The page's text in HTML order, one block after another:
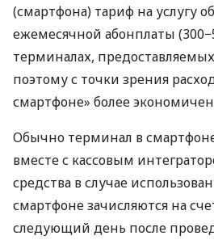
(смартфона) тариф на услугу
ежемесячной абонплаты
терминалах,
поэтому с точки зрения
смартфоне» более
Обычно терминал в
вместе с кассовым
средства в случае
смартфоне зачисляются на
следующий день после